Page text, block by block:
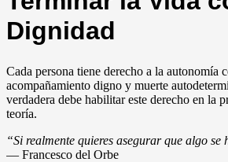
Dignidad
Cada persona tiene derecho a la autonomía
acompañamiento digno y muerte
verdadera debe habilitar este derecho en la
teoría.
“Si realmente quieres asegurar que algo se
— Francesco del Orbe